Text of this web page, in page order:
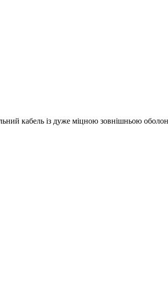
кабель із дуже міцною зовнішньою